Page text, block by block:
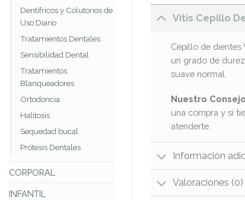
Dentífricos y Colutorios de
Uso Diario
Tratamientos Dentales
Sensibilidad Dental
Tratamientos
Blanqueadores
Ortodoncia
Halitosis
Sequedad bucal
Prótesis Dentales
CORPORAL
INFANTIL
Vitis Cepillo
Cepillo de dientes
un grado de
suave normal.
Nuestro
una compra y si
atenderte.
Información
Valoraciones (0)